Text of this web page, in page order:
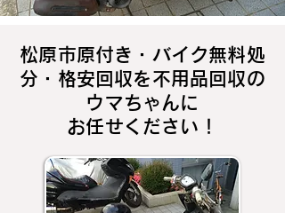
松原市原付き・バイク無料処
分・格安回収を不用品回収の
ウマちゃんに
お任せください！